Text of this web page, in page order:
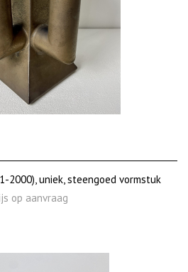
2000), uniek, steengoed vormstuk
op aanvraag